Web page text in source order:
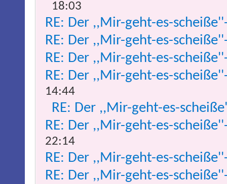
18:03
RE: Der ,,Mir-geht-es-
RE: Der ,,Mir-geht-es-
RE: Der ,,Mir-geht-es-
RE: Der ,,Mir-geht-es-
14:44
RE: Der ,,Mir-geht-es-
RE: Der ,,Mir-geht-es-
22:14
RE: Der ,,Mir-geht-es-
RE: Der ,,Mir-geht-es-